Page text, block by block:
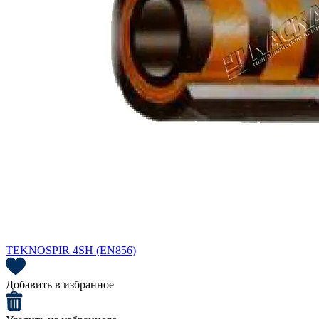
TEKNOSPIR 4SH (EN856)
Добавить в избранное